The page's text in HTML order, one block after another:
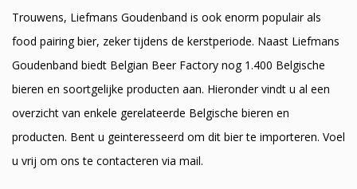
Trouwens, Liefmans Goudenband is ook enorm populair als
food pairing bier, zeker tijdens de kerstperiode. Naast Liefmans
Goudenband biedt Belgian Beer Factory nog 1.400 Belgische
bieren en soortgelijke producten aan. Hieronder vindt u al een
overzicht van enkele gerelateerde Belgische bieren en
producten. Bent u geinteresseerd om dit bier te importeren. Voel
u vrij om ons te contacteren via mail.